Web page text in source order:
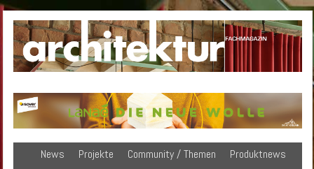
News Projekte Community / Themen
Produktnews